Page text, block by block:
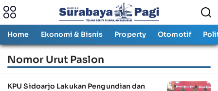
Home Ekonomi & Bisnis Property Otomotif
Nomor Urut Paslon
KPU Sidoarjo Lakukan Pengundian dan